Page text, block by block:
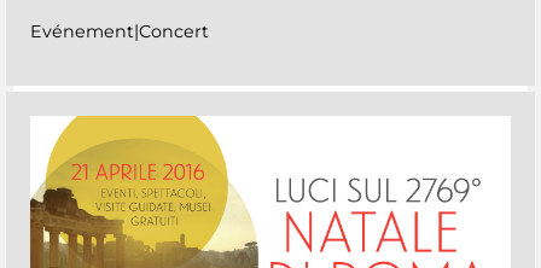
Evénement|Concert